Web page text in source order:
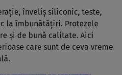
înveliş siliconic, teste,
la îmbunătăţiri. Protezele
şi de bună calitate. Aici
care sunt de ceva vreme